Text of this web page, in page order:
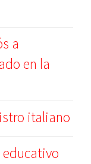
a
en la
italiano
educativo